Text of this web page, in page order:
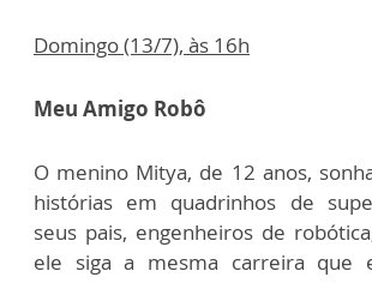
Domingo (13/7), às 16h
Meu Amigo Robô
O menino Mitya, de 12 anos,
histórias em quadrinhos de
seus pais, engenheiros de
ele siga a mesma carreira que